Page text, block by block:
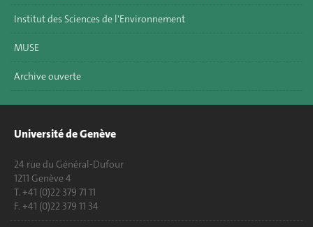
Institut des Sciences de l'Environnement
MUSE
Archive ouverte
Université de Genève
24 rue du Général-Dufour
1211 Genève 4
T. +41 (0)22 379 71 11
F. +41 (0)22 379 11 34